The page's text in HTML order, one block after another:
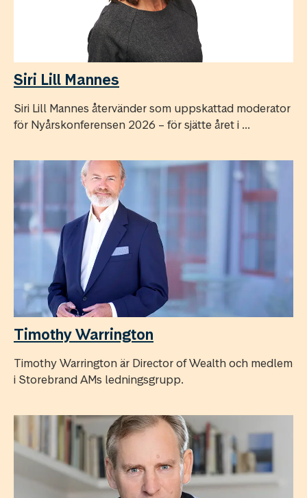
Siri Lill Mannes
Siri Lill Mannes återvänder som uppskattad moderator
för Nyårskonferensen 2026 – för sjätte året i ...
Timothy Warrington
Timothy Warrington är Director of Wealth och medlem
i Storebrand AMs ledningsgrupp.